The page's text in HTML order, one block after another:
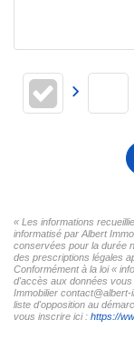
« Les informations
informatisé par Albert
conservées pour la durée
des prescriptions légales
Conformément à la loi «
d'accès aux données
Immobilier
liste d'opposition au
vous inscrire ici : https://